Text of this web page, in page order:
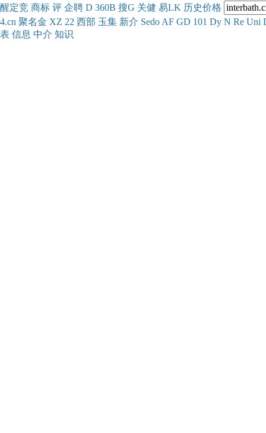
醒定竞 商标 评 企聘 D 360B 搜G 关健 易LK 历史价格
4.cn 聚名金 XZ 22 西部 玉集 新介 Sedo AF GD 101 Dy N Re Uni
表 信息 中介 知识